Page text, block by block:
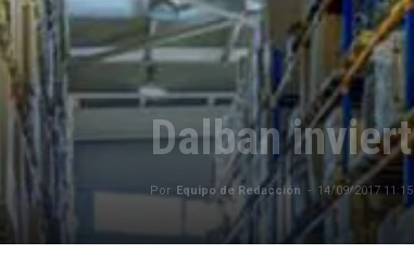
Dalban
Por Equipo de Redacción - 14/09/2017 11:15